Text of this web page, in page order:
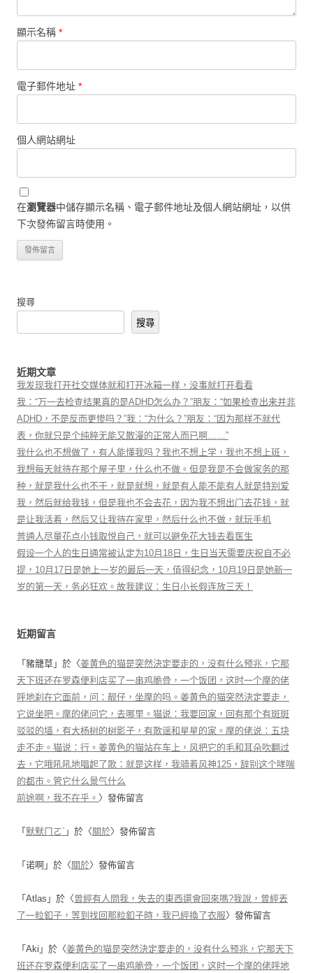
顯示名稱 *
電子郵件地址 *
個人網站網址
在瀏覽器中儲存顯示名稱、電子郵件地址及個人網站網址，以供
下次發佈留言時使用。
搜尋
搜尋
近期文章
我发现我打开社交媒体就和打开冰箱一样，没事就打开看看
我：“万一去检查结果真的是ADHD怎么办？”朋友：“如果检查出来并非
ADHD，不是反而更惨吗？”我：“为什么？”朋友：“因为那样不就代
表，你就只是个纯粹无能又散漫的正常人而已啊……”
我什么也不想做了，有人能懂我吗？我也不想上学，我也不想上班，
我想每天就待在那个屋子里，什么也不做。但是我是不会做家务的那
种，就是我什么也不干，就是就想，就是有人能不能有人就是特别爱
我，然后就给我钱，但是我也不会去花，因为我不想出门去花钱，就
是让我活着，然后又让我待在家里，然后什么也不做，就玩手机
普通人尽量花点小钱取悦自己，就可以避免花大钱去看医生
假设一个人的生日通常被认定为10月18日，生日当天需要庆祝自不必
提，10月17日是她上一岁的最后一天，值得纪念，10月19日是她新一
岁的第一天，务必狂欢。故我建议：生日小长假连放三天！
近期留言
「 豬籠草 」於〈姜黄色的猫是突然決定要走的，没有什么预兆，它那
天下班还在罗森便利店买了一串鸡脆骨，一个饭团，这时一个摩的佬
呼地刹在它面前，问：靓仔，坐摩的吗。姜黄色的猫突然決定要走，
它说坐吧。摩的佬问它，去哪里。猫说：我要回家，回有那个有斑斑
驳驳的墙，有大杨树的树影子，有歌谣和星星的家。摩的佬说：五块
走不走。猫说：行。姜黄色的猫站在车上，风把它的毛和耳朵吹翻过
去，它哦吼吼地唱起了歌：就是这样，我骑着风神125，辞别这个哮喘
的都市。管它什么景气什么
前途啊，我不在乎。 〉發佈留言
「 默默ㄇㄛˋ 」於〈 關於〉發佈留言
「 诺啊 」於〈 關於〉發佈留言
「 Atlas 」於〈曾經有人問我，失去的東西還會回來嗎?我說，曾經丟
了一粒釦子，等到找回那粒釦子時，我已經換了衣服〉發佈留言
「 Aki 」於〈姜黄色的猫是突然決定要走的，没有什么预兆，它那天下
班还在罗森便利店买了一串鸡脆骨，一个饭团，这时一个摩的佬呼地